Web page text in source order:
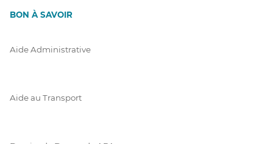
BON À SAVOIR
Aide Administrative
Aide au Transport